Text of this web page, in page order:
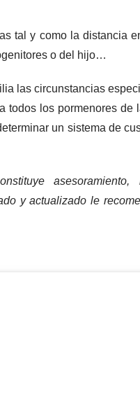
tal y como la distancia
o del hijo…
las circunstancias
todos los pormenores de
un sistema de
asesoramiento,
y actualizado le